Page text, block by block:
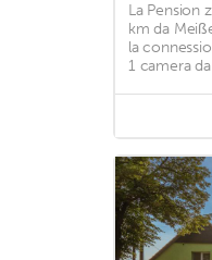
La Pension
km da
la
1 camera